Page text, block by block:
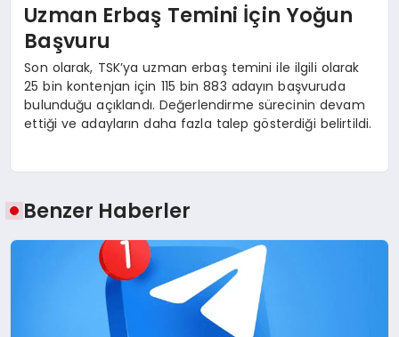
Uzman Erbaş Temini İçin Yoğun
Başvuru
Son olarak, TSK’ya uzman erbaş temini ile ilgili olarak
25 bin kontenjan için 115 bin 883 adayın başvuruda
bulunduğu açıklandı. Değerlendirme sürecinin devam
ettiği ve adayların daha fazla talep gösterdiği belirtildi.
Benzer Haberler